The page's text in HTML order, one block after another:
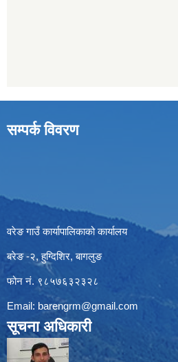
सम्पर्क विवरण
वरेङ गाउँ कार्यापालिकाको कार्यालय
बरेङ -२, हुग्दिशिर, बागलुङ
फोन नं. ९८५७६३२३२८
Email: barengrm@gmail.com
सूचना अधिकारी